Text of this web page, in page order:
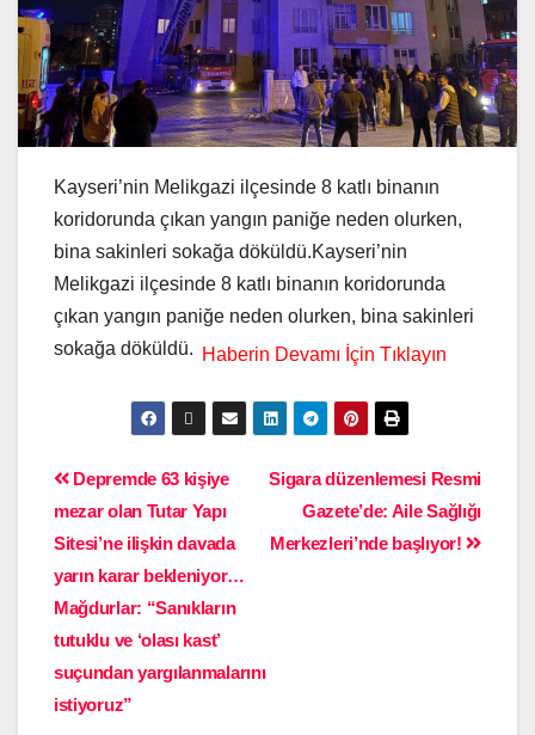
Kayseri’nin Melikgazi ilçesinde 8 katlı binanın
koridorunda çıkan yangın paniğe neden olurken,
bina sakinleri sokağa döküldü.Kayseri’nin
Melikgazi ilçesinde 8 katlı binanın koridorunda
çıkan yangın paniğe neden olurken, bina sakinleri
sokağa döküldü.
Sigara düzenlemesi Resmi
Gazete’de: Aile Sağlığı
Merkezleri’nde başlıyor!
Depremde 63 kişiye
mezar olan Tutar Yapı
Sitesi’ne ilişkin davada
yarın karar bekleniyor…
Mağdurlar: “Sanıkların
tutuklu ve ‘olası kast’
suçundan yargılanmalarını
istiyoruz”